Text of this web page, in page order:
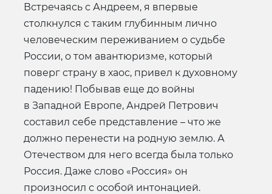
Встречаясь с Андреем, я впервые
столкнулся с таким глубинным лично
человеческим переживанием о судьбе
России, о том авантюризме, который
поверг страну в хаос, привел к духовному
падению! Побывав еще до войны
в Западной Европе, Андрей Петрович
составил себе представление – что же
должно перенести на родную землю. А
Отечеством для него всегда была только
Россия. Даже слово «Россия» он
произносил с особой интонацией.